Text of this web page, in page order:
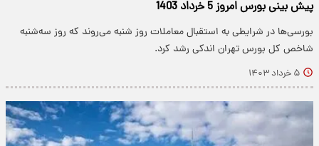
پیش بینی بورس امروز 5 خرداد 1403
بورسی‌ها در شرایطی به استقبال معاملات روز شنبه می‌روند که روز سه‌شنبه
شاخص کل بورس تهران اندکی رشد کرد.
۵ خرداد ۱۴۰۳